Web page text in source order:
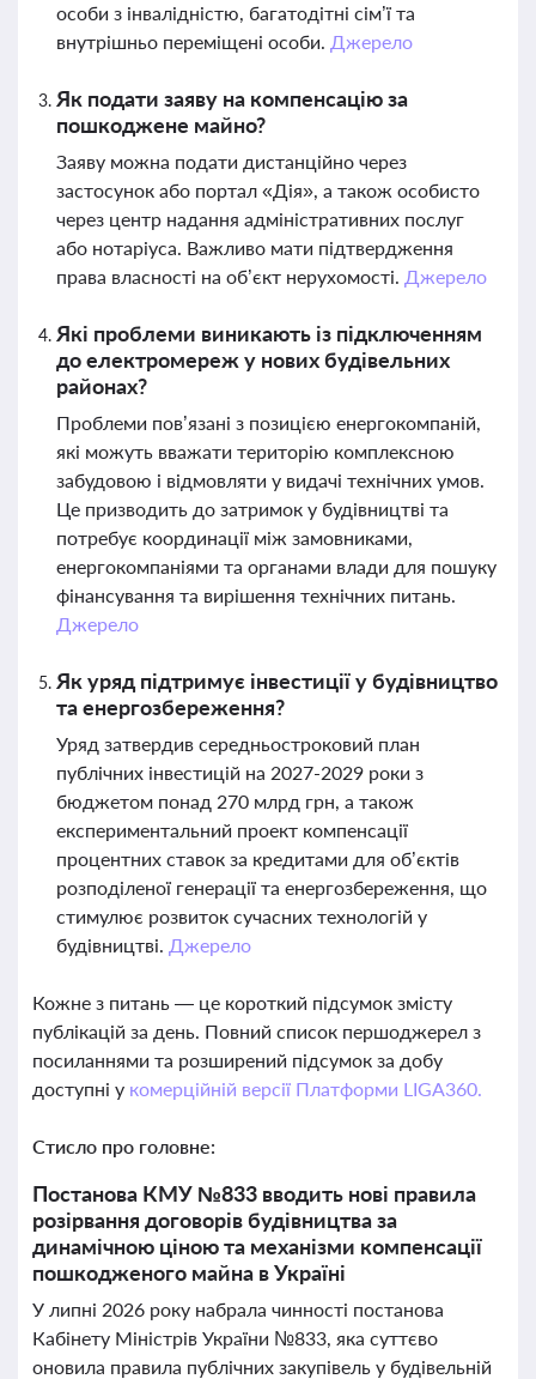
особи з інвалідністю, багатодітні сім’ї та
внутрішньо переміщені особи. Джерело
Як подати заяву на компенсацію за
пошкоджене майно?
Заяву можна подати дистанційно через
застосунок або портал «Дія», а також особисто
через центр надання адміністративних послуг
або нотаріуса. Важливо мати підтвердження
права власності на об’єкт нерухомості. Джерело
Які проблеми виникають із підключенням
до електромереж у нових будівельних
районах?
Проблеми пов’язані з позицією енергокомпаній,
які можуть вважати територію комплексною
забудовою і відмовляти у видачі технічних умов.
Це призводить до затримок у будівництві та
потребує координації між замовниками,
енергокомпаніями та органами влади для пошуку
фінансування та вирішення технічних питань.
Джерело
Як уряд підтримує інвестиції у будівництво
та енергозбереження?
Уряд затвердив середньостроковий план
публічних інвестицій на 2027-2029 роки з
бюджетом понад 270 млрд грн, а також
експериментальний проект компенсації
процентних ставок за кредитами для об’єктів
розподіленої генерації та енергозбереження, що
стимулює розвиток сучасних технологій у
будівництві. Джерело
Кожне з питань — це короткий підсумок змісту
публікацій за день. Повний список першоджерел з
посиланнями та розширений підсумок за добу
доступні у комерційній версії Платформи LIGA360.
Стисло про головне:
Постанова КМУ №833 вводить нові правила
розірвання договорів будівництва за
динамічною ціною та механізми компенсації
пошкодженого майна в Україні
У липні 2026 року набрала чинності постанова
Кабінету Міністрів України №833, яка суттєво
оновила правила публічних закупівель у будівельній